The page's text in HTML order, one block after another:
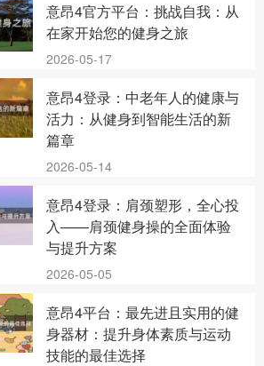
意昂4官方平台：挑战自我：从
在家开始您的健身之旅
2026-05-17
意昂4登录：中老年人的健康与
活力：从健身到智能生活的新
篇章
2026-05-14
意昂4登录：肩颈塑形，全心投
入——肩颈健身操的全面体验
与提升方案
2026-05-05
意昂4平台：最先进且实用的健
身器材：提升身体素质与运动
技能的最佳选择